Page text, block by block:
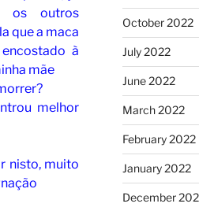
os outros
que a maca
à
mãe
melhor
nisto, muito
October 2022
July 2022
June 2022
March 2022
February 2022
January 2022
December